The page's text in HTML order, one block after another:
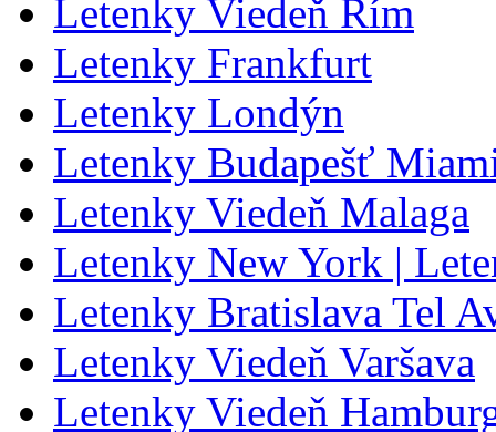
Letenky Viedeň Rím
Letenky Frankfurt
Letenky Londýn
Letenky Budapešť
Letenky Viedeň Malaga
Letenky New York |
Letenky Bratislava Tel
Letenky Viedeň Varšava
Letenky Viedeň